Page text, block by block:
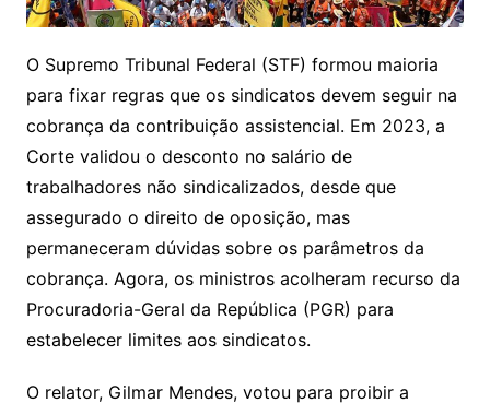
O Supremo Tribunal Federal (STF) formou maioria
para fixar regras que os sindicatos devem seguir na
cobrança da contribuição assistencial. Em 2023, a
Corte validou o desconto no salário de
trabalhadores não sindicalizados, desde que
assegurado o direito de oposição, mas
permaneceram dúvidas sobre os parâmetros da
cobrança. Agora, os ministros acolheram recurso da
Procuradoria-Geral da República (PGR) para
estabelecer limites aos sindicatos.
O relator, Gilmar Mendes, votou para proibir a